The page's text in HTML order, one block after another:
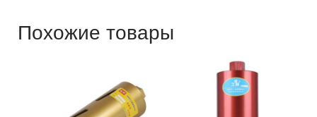
Похожие товары